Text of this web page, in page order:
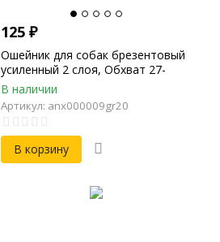
125₽
Ошейник для собак брезентовый
усиленный 2 слоя, Обхват 27-
40см, Длина 46см, Ширина 20мм
В наличии
Артикул: anx000009gr20
В корзину